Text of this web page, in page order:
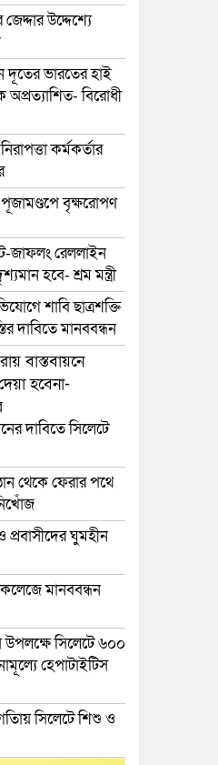
উদ্দেশ্যে
দূতের ভারতের হাই
অপ্রত্যাশিত- বিরোধী
কর্মকর্তার
পূজামণ্ডপে বৃক্ষরোপণ
জাফলং রেললাইন
হবে- শ্রম মন্ত্রী
শাবি ছাত্রশক্তি
দাবিতে মানববন্ধন
বাস্তবায়নে
হবেনা-
দাবিতে সিলেটে
থেকে ফেরার পথে
প্রবাসীদের ঘুমহীন
কলেজে মানববন্ধন
উপলক্ষে সিলেটে ৬০০
হেপাটাইটিস
সিলেটে শিশু ও